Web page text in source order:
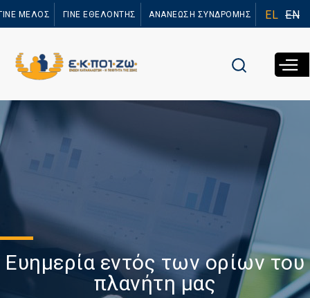
προς το
ΜΕΛΟΣ ΓΙΝΕ ΕΘΕΛΟΝΤΗΣ ΑΝΑΝΕΩΣΗ ΣΥΝΔΡΟΜΗΣ EL EN
Ευημερία εντός των ορίων του
πλανήτη μας